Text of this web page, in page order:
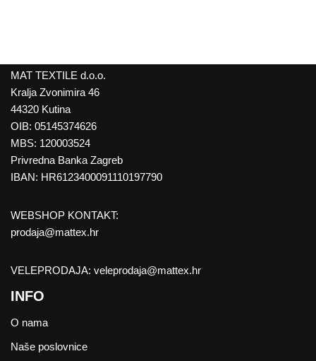
MAT TEXTILE d.o.o.
Kralja Zvonimira 46
44320 Kutina
OIB: 05145374626
MBS: 120003524
Privredna Banka Zagreb
IBAN: HR6123400091110197790
WEBSHOP KONTAKT:
prodaja@mattex.hr
VELEPRODAJA: veleprodaja@mattex.hr
INFO
O nama
Naše poslovnice